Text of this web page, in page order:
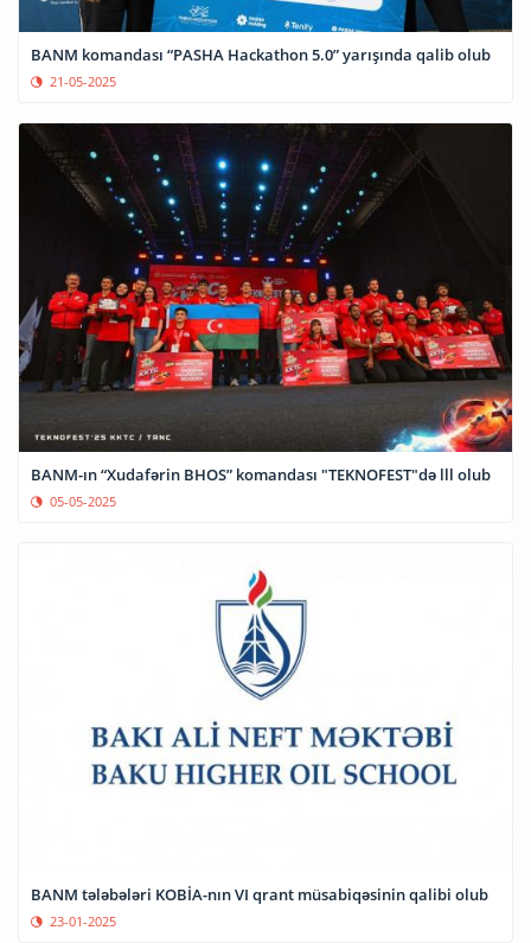
BANM komandası “PASHA Hackathon 5.0” yarışında qalib olub
21-05-2025
BANM-ın “Xudafərin BHOS” komandası "TEKNOFEST"də lll olub
05-05-2025
BANM tələbələri KOBİA-nın VI qrant müsabiqəsinin qalibi olub
23-01-2025